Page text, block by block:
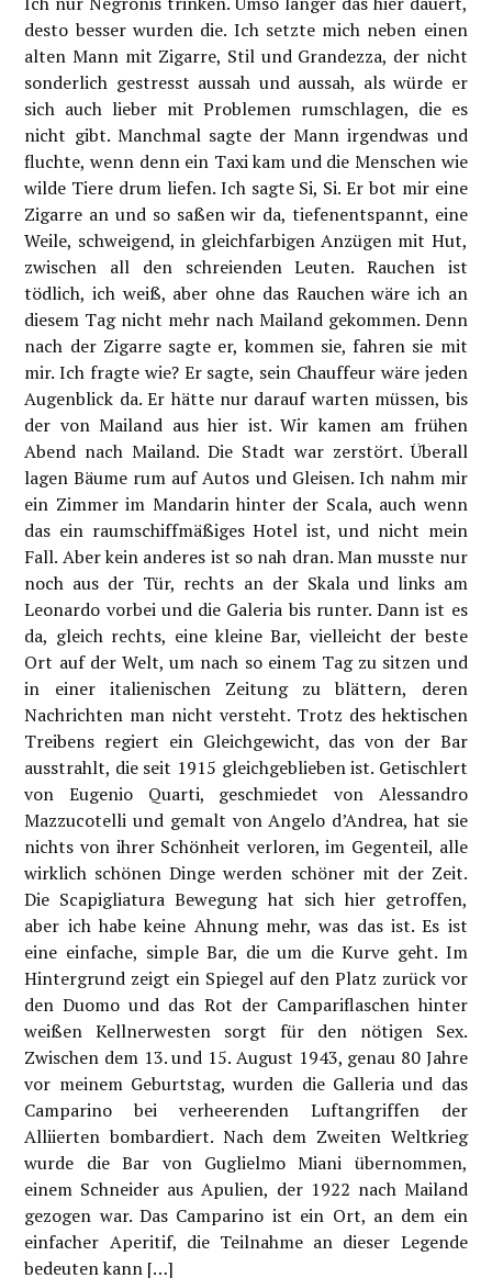
desto besser wurden die. Ich setzte mich neben einen
alten Mann mit Zigarre, Stil und Grandezza, der nicht
sonderlich gestresst aussah und aussah, als würde er
sich auch lieber mit Problemen rumschlagen, die es
nicht gibt. Manchmal sagte der Mann irgendwas und
fluchte, wenn denn ein Taxi kam und die Menschen wie
wilde Tiere drum liefen. Ich sagte Si, Si. Er bot mir eine
Zigarre an und so saßen wir da, tiefenentspannt, eine
Weile, schweigend, in gleichfarbigen Anzügen mit Hut,
zwischen all den schreienden Leuten. Rauchen ist
tödlich, ich weiß, aber ohne das Rauchen wäre ich an
diesem Tag nicht mehr nach Mailand gekommen. Denn
nach der Zigarre sagte er, kommen sie, fahren sie mit
mir. Ich fragte wie? Er sagte, sein Chauffeur wäre jeden
Augenblick da. Er hätte nur darauf warten müssen, bis
der von Mailand aus hier ist. Wir kamen am frühen
Abend nach Mailand. Die Stadt war zerstört. Überall
lagen Bäume rum auf Autos und Gleisen. Ich nahm mir
ein Zimmer im Mandarin hinter der Scala, auch wenn
das ein raumschiffmäßiges Hotel ist, und nicht mein
Fall. Aber kein anderes ist so nah dran. Man musste nur
noch aus der Tür, rechts an der Skala und links am
Leonardo vorbei und die Galeria bis runter. Dann ist es
da, gleich rechts, eine kleine Bar, vielleicht der beste
Ort auf der Welt, um nach so einem Tag zu sitzen und
in einer italienischen Zeitung zu blättern, deren
Nachrichten man nicht versteht. Trotz des hektischen
Treibens regiert ein Gleichgewicht, das von der Bar
ausstrahlt, die seit 1915 gleichgeblieben ist. Getischlert
von Eugenio Quarti, geschmiedet von Alessandro
Mazzucotelli und gemalt von Angelo d’Andrea, hat sie
nichts von ihrer Schönheit verloren, im Gegenteil, alle
wirklich schönen Dinge werden schöner mit der Zeit.
Die Scapigliatura Bewegung hat sich hier getroffen,
aber ich habe keine Ahnung mehr, was das ist. Es ist
eine einfache, simple Bar, die um die Kurve geht. Im
Hintergrund zeigt ein Spiegel auf den Platz zurück vor
den Duomo und das Rot der Campariflaschen hinter
weißen Kellnerwesten sorgt für den nötigen Sex.
Zwischen dem 13. und 15. August 1943, genau 80 Jahre
vor meinem Geburtstag, wurden die Galleria und das
Camparino bei verheerenden Luftangriffen der
Alliierten bombardiert. Nach dem Zweiten Weltkrieg
wurde die Bar von Guglielmo Miani übernommen,
einem Schneider aus Apulien, der 1922 nach Mailand
gezogen war. Das Camparino ist ein Ort, an dem ein
einfacher Aperitif, die Teilnahme an dieser Legende
bedeuten kann […]